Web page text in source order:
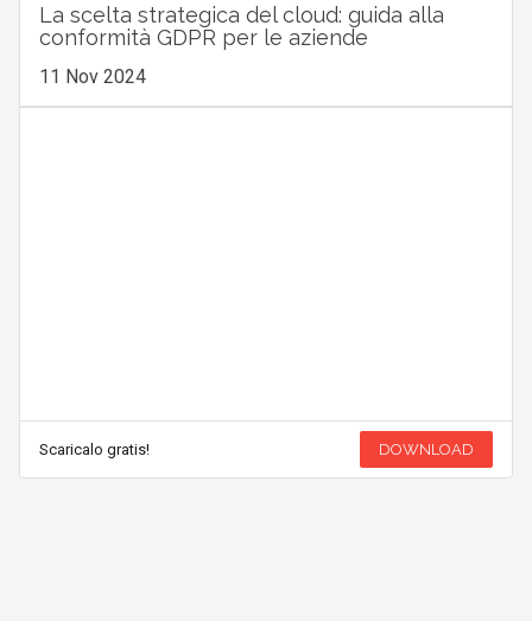
La scelta strategica del cloud: guida alla
conformità GDPR per le aziende
11 Nov 2024
Scaricalo gratis! DOWNLOAD